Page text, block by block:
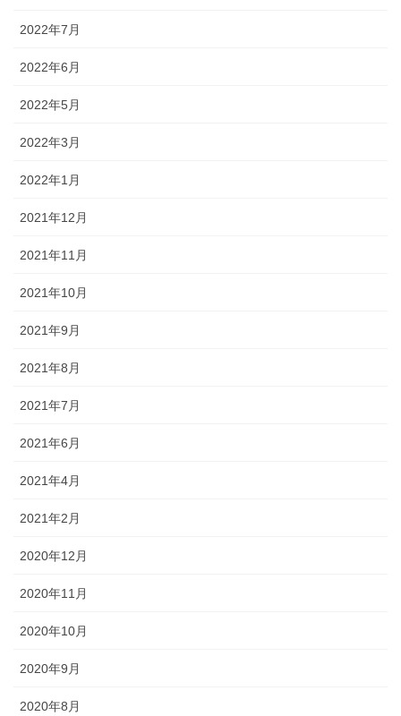
2022年7月
2022年6月
2022年5月
2022年3月
2022年1月
2021年12月
2021年11月
2021年10月
2021年9月
2021年8月
2021年7月
2021年6月
2021年4月
2021年2月
2020年12月
2020年11月
2020年10月
2020年9月
2020年8月